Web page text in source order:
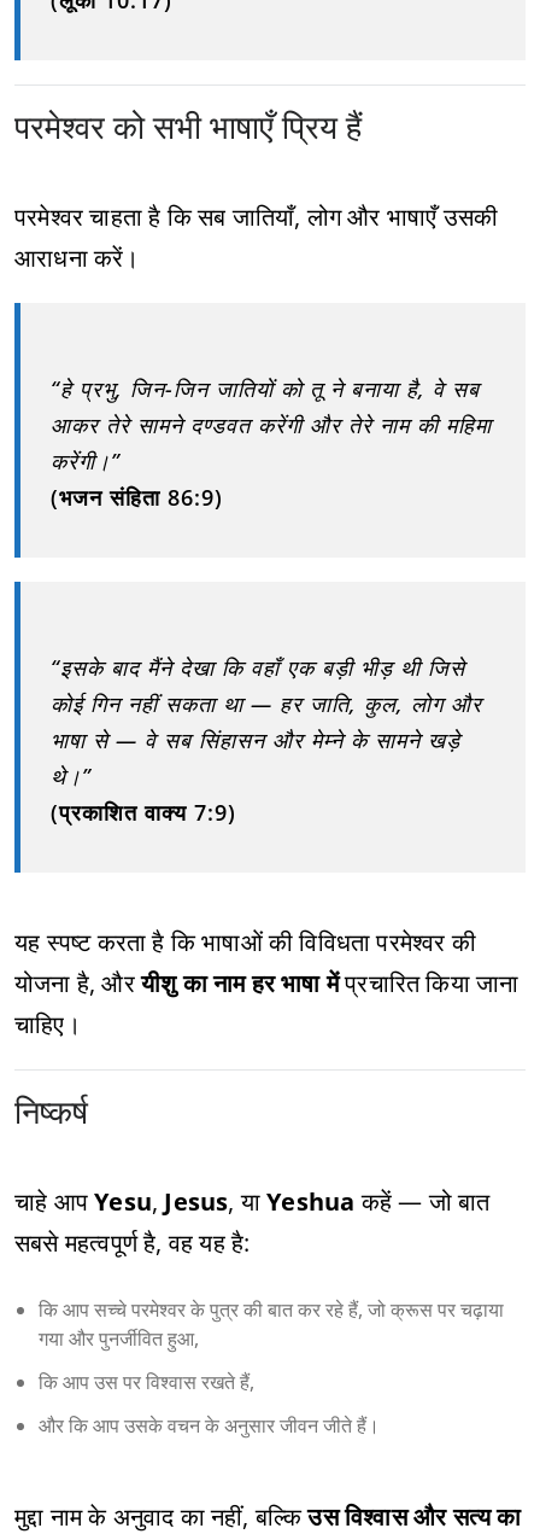
परमेश्वर को सभी भाषाएँ प्रिय हैं
परमेश्वर चाहता है कि सब जातियाँ, लोग और भाषाएँ उसकी
आराधना करें।
“हे प्रभु, जिन-जिन जातियों को तू ने बनाया है, वे सब
आकर तेरे सामने दण्डवत करेंगी और तेरे नाम की महिमा
करेंगी।”
(भजन संहिता 86:9)
“इसके बाद मैंने देखा कि वहाँ एक बड़ी भीड़ थी जिसे
कोई गिन नहीं सकता था — हर जाति, कुल, लोग और
भाषा से — वे सब सिंहासन और मेम्ने के सामने खड़े
थे।”
(प्रकाशित वाक्य 7:9)
यह स्पष्ट करता है कि भाषाओं की विविधता परमेश्वर की
योजना है, औरयीशु का नाम हर भाषा मेंप्रचारित किया जाना
चाहिए।
निष्कर्ष
चाहे आपYesu, Jesus, याYeshua कहें — जो बात
सबसे महत्वपूर्ण है, वह यह है:
कि आप सच्चे परमेश्वर के पुत्र की बात कर रहे हैं, जो क्रूस पर चढ़ाया
गया और पुनर्जीवित हुआ,
कि आप उस पर विश्वास रखते हैं,
और कि आप उसके वचन के अनुसार जीवन जीते हैं।
मुद्दा नाम के अनुवाद का नहीं, बल्किउस विश्वास और सत्य का